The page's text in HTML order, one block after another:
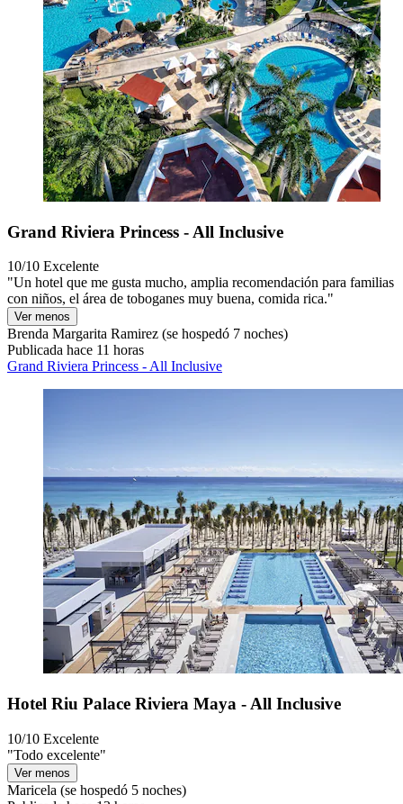
Grand Riviera Princess - All Inclusive
10/10 Excelente
"Un hotel que me gusta mucho, amplia recomendación para familias
con niños, el área de toboganes muy buena, comida rica."
Ver menos
Brenda Margarita Ramirez (se hospedó 7 noches)
Publicada hace 11 horas
Grand Riviera Princess - All Inclusive
Hotel Riu Palace Riviera Maya - All Inclusive
10/10 Excelente
"Todo excelente"
Ver menos
Maricela (se hospedó 5 noches)